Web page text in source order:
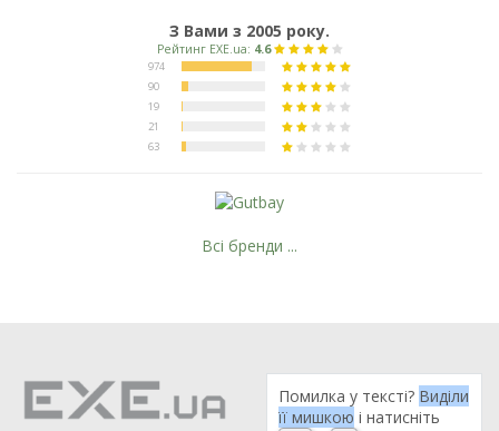
З Вами з 2005 року.
Всі бренди ...
Помилка у тексті? Виділи
її мишкою і натисніть